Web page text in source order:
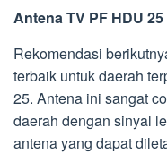
Antena TV PF HDU 25
Rekomendasi
terbaik untuk daerah
25. Antena ini sangat
daerah dengan sinyal
antena yang dapat